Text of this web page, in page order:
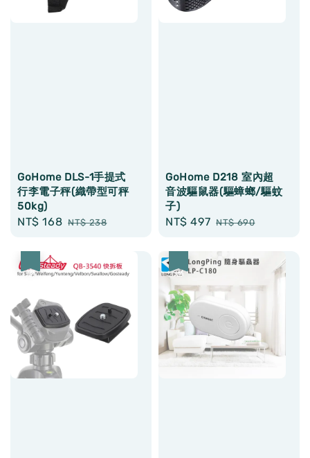
GoHome DLS-1手提式
行李電子秤(織帶型可秤
50kg)
Sale
NT$ 168 Regular
NT$ 238
GoHome D218 室內超
音波驅鼠器(驅蟑螂/驅蚊
子)
Sale
NT$ 497 Regular
NT$ 690